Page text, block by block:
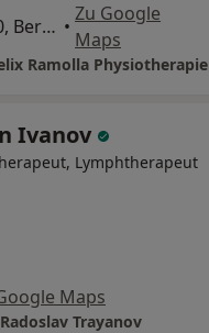
Joachim-Friedrich-Str. 30, Berlin •
Zu Google
Maps
Ramolla Physiotherapie
Ivanov
Lymphtherapeut
Maps
Trayanov